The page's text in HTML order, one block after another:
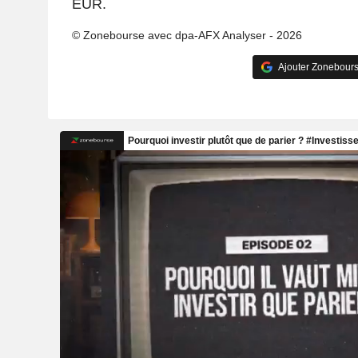
EUR.
© Zonebourse avec dpa-AFX Analyser - 2026
Ajouter